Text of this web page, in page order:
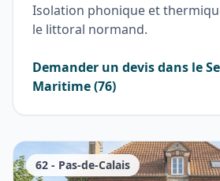
Isolation phonique et
le littoral normand.
Demander un devis dans le
Maritime(76)
62 - Pas-de-Calais